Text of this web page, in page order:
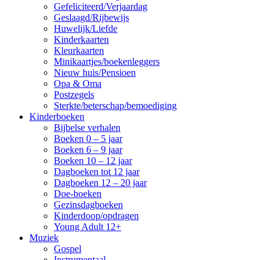
Gefeliciteerd/Verjaardag
Geslaagd/Rijbewijs
Huwelijk/Liefde
Kinderkaarten
Kleurkaarten
Minikaartjes/boekenleggers
Nieuw huis/Pensioen
Opa & Oma
Postzegels
Sterkte/beterschap/bemoediging
Kinderboeken
Bijbelse verhalen
Boeken 0 – 5 jaar
Boeken 6 – 9 jaar
Boeken 10 – 12 jaar
Dagboeken tot 12 jaar
Dagboeken 12 – 20 jaar
Doe-boeken
Gezinsdagboeken
Kinderdoop/opdragen
Young Adult 12+
Muziek
Gospel